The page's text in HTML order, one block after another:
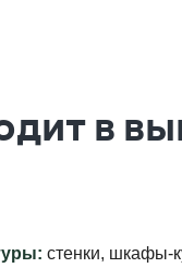
в
стенки, шкафы-